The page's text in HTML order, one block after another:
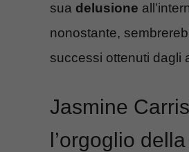
sua delusione
nonostante,
successi ottenuti dagli
Jasmine
l’orgoglio